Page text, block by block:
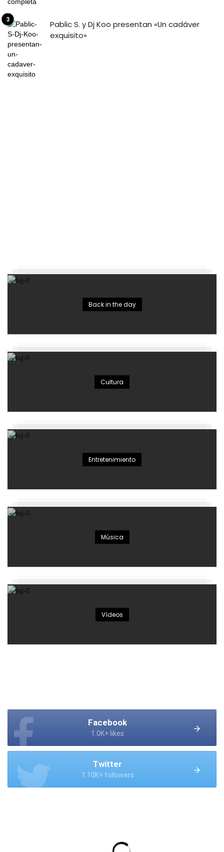
Pablic S. y Dj Koo presentan «Un cadáver
exquisito»
Back in the day
Cultura
Entretenimiento
Música
Vídeos
Facebook
1.0K+ likes
Twitter
1.10K+ followers